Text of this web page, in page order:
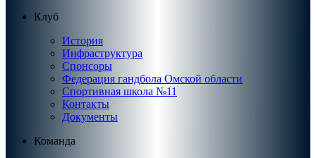
Клуб
История
Инфраструктура
Спонсоры
Федерация гандбола Омской области
Спортивная школа №11
Контакты
Документы
Команда